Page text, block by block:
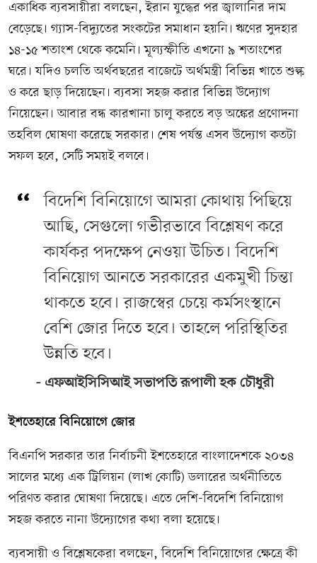
একাধিক ব্যবসায়ীরা বলছেন, ইরান যুদ্ধের পর জ্বালানির দাম
বেড়েছে। গ্যাস-বিদ্যুতের সংকটের সমাধান হয়নি। ঋণের সুদহার
১৪-১৫ শতাংশ থেকে কমেনি। মূল্যস্ফীতি এখনো ৯ শতাংশের
ঘরে। যদিও চলতি অর্থবছরের বাজেটে অর্থমন্ত্রী বিভিন্ন খাতে শুল্ক
ও করে ছাড় দিয়েছেন। ব্যবসা সহজ করার বিভিন্ন উদ্যোগ
নিয়েছেন। আবার বন্ধ কারখানা চালু করতে বড় অঙ্কের প্রণোদনা
তহবিল ঘোষণা করেছে সরকার। শেষ পর্যন্ত এসব উদ্যোগ কতটা
সফল হবে, সেটি সময়ই বলবে।
বিদেশি বিনিয়োগে আমরা কোথায় পিছিয়ে
আছি, সেগুলো গভীরভাবে বিশ্লেষণ করে
কার্যকর পদক্ষেপ নেওয়া উচিত। বিদেশি
বিনিয়োগ আনতে সরকারের একমুখী চিন্তা
থাকতে হবে। রাজস্বের চেয়ে কর্মসংস্থানে
বেশি জোর দিতে হবে। তাহলে পরিস্থিতির
উন্নতি হবে।
এফআইসিসিআই সভাপতি রূপালী হক চৌধুরী
ইশতেহারে বিনিয়োগে জোর
বিএনপি সরকার তার নির্বাচনী ইশতেহারে বাংলাদেশকে ২০৩৪
সালের মধ্যে এক ট্রিলিয়ন (লাখ কোটি) ডলারের অর্থনীতিতে
পরিণত করার ঘোষণা দিয়েছে। এতে দেশি-বিদেশি বিনিয়োগ
সহজ করতে নানা উদ্যোগের কথা বলা হয়েছে।
ব্যবসায়ী ও বিশ্লেষকেরা বলছেন, বিদেশি বিনিয়োগের ক্ষেত্রে কী